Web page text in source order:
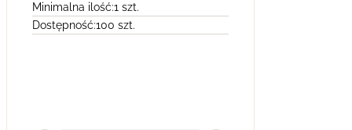
Minimalna ilość:1 szt.
Dostępność:100 szt.